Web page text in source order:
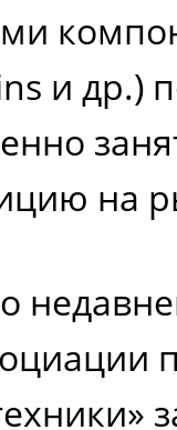
и др.)
на